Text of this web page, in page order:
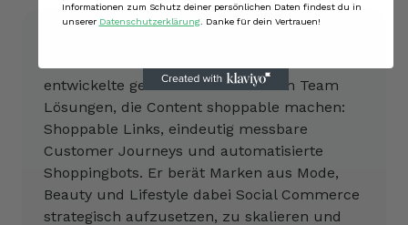
entwickelte gemeinsam mit seinem Team
Lösungen, die Content shoppable machen:
Shoppable Links, eindeutig messbare
Customer Journeys und automatisierte
Shoppingbots. Er berät Marken aus Mode,
Beauty und Lifestyle dabei Social Commerce
strategisch aufzusetzen, zu skalieren und
Informationen zum Schutz deiner persönlichen Daten findest du in
unserer Datenschutzerklärung. Danke für dein Vertrauen!